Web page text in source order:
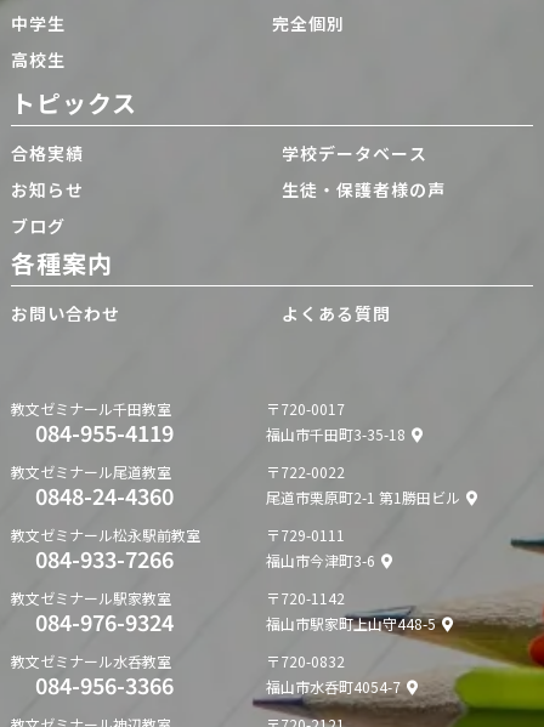
中学生
高校生
完全個別
トピックス
合格実績
お知らせ
ブログ
学校データベース
生徒・保護者様の声
各種案内
お問い合わせ よくある質問
教文ゼミナール千田教室
084-955-4119
〒720-0017
福山市千田町3-35-18
教文ゼミナール尾道教室
0848-24-4360
〒722-0022
尾道市栗原町2-1 第1勝田ビル
教文ゼミナール松永駅前教室
084-933-7266
〒729-0111
福山市今津町3-6
教文ゼミナール駅家教室
084-976-9324
〒720-1142
福山市駅家町上山守448-5
教文ゼミナール水呑教室
084-956-3366
〒720-0832
福山市水呑町4054-7